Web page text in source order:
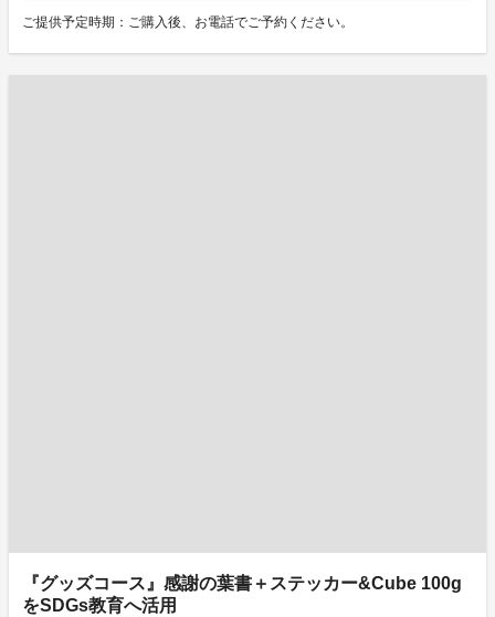
ご提供予定時期：ご購入後、お電話でご予約ください。
『グッズコース』感謝の葉書＋ステッカー&Cube 100g
をSDGs教育へ活用